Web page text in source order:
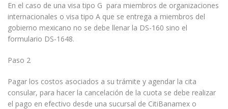
En el caso de una visa tipo G para miembros de organizaciones
internacionales o visa tipo A que se entrega a miembros del
gobierno mexicano no se debe llenar la DS-160 sino el
formulario DS-1648.
Paso 2
Pagar los costos asociados a su trámite y agendar la cita
consular, para hacer la cancelación de la cuota se debe realizar
el pago en efectivo desde una sucursal de CitiBanamex o